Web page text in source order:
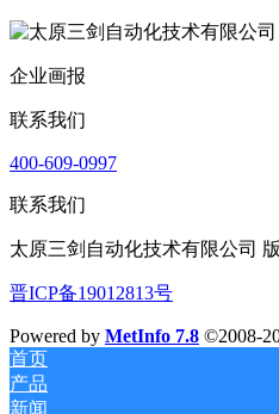
企业画报
联系我们
400-609-0997
联系我们
太原三剑自动化技术有限公司
晋ICP备19012813号
Powered by MetInfo 7.8 ©2008-
首页
产品
新闻